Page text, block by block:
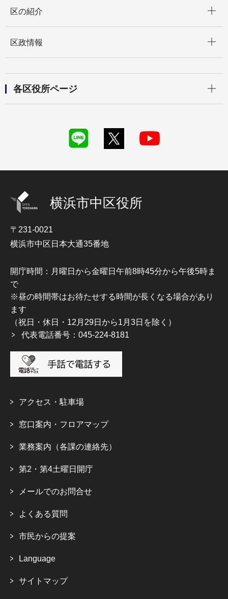
区の紹介
区政情報
各区役所ページ
横浜市中区役所
〒231-0021
横浜市中区日本大通35番地
開庁時間：月曜日から金曜日午前8時45分から午後5時ま
で
※昼の時間帯はお待たせする時間が長くなる場合があり
ます
（祝日・休日・12月29日から1月3日を除く）
代表電話番号：045-224-8181
アクセス・駐車場
窓口案内・フロアマップ
業務案内（各課の連絡先）
第2・第4土曜日開庁
メールでのお問合せ
よくある質問
市民からの提案
Language
サイトマップ